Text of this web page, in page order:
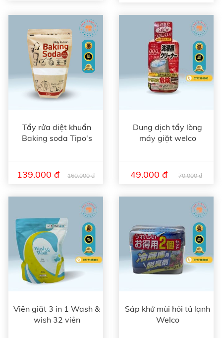
Tẩy rửa diệt khuẩn
Baking soda Tipo's
139.000 đ 160.000 đ
Dung dịch tẩy lòng
máy giặt welco
49.000 đ 70.000 đ
Viên giặt 3 in 1 Wash &
wish 32 viên
Sáp khử mùi hôi tủ lạnh
Welco